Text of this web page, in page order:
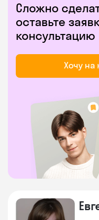
Сложно
оставьте
консультацию
Хочу на